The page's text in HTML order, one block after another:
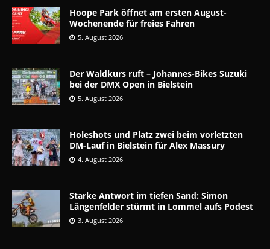
Hoope Park öffnet am ersten August-
Wochenende für freies Fahren
5. August 2026
Der Waldkurs ruft – Johannes-Bikes Suzuki
bei der DMX Open in Bielstein
5. August 2026
Holeshots und Platz zwei beim vorletzten
DM-Lauf in Bielstein für Alex Massury
4. August 2026
Starke Antwort im tiefen Sand: Simon
Längenfelder stürmt in Lommel aufs Podest
3. August 2026